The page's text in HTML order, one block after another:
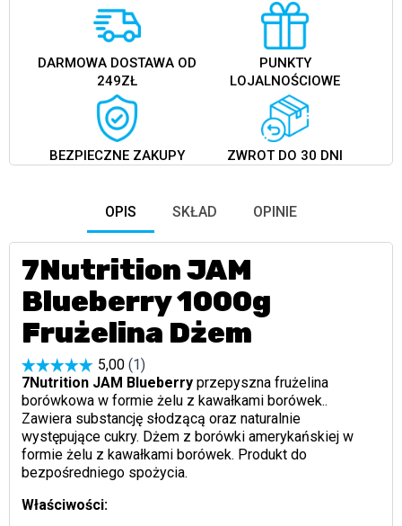
DARMOWA DOSTAWA OD
249ZŁ
PUNKTY
LOJALNOŚCIOWE
BEZPIECZNE ZAKUPY ZWROT DO 30 DNI
OPIS SKŁAD OPINIE
7Nutrition JAM
Blueberry 1000g
Frużelina Dżem
7Nutrition JAM Blueberry przepyszna frużelina
borówkowa w formie żelu z kawałkami borówek..
Zawiera substancję słodzącą oraz naturalnie
występujące cukry. Dżem z borówki amerykańskiej w
formie żelu z kawałkami borówek. Produkt do
bezpośredniego spożycia.
Właściwości: